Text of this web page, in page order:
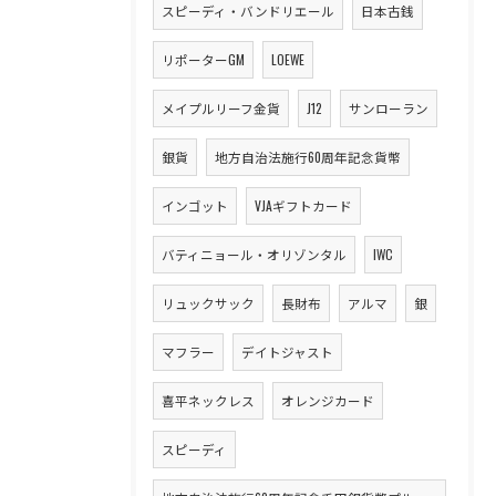
スピーディ・バンドリエール 日本古銭
リポーターGM LOEWE
メイプルリーフ金貨 J12 サンローラン
銀貨 地方自治法施行60周年記念貨幣
インゴット VJAギフトカード
バティニョール・オリゾンタル IWC
リュックサック 長財布 アルマ 銀
マフラー デイトジャスト
喜平ネックレス オレンジカード
スピーディ